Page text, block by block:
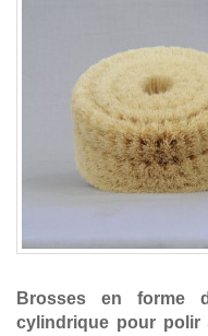
Brosses en forme
cylindrique pour